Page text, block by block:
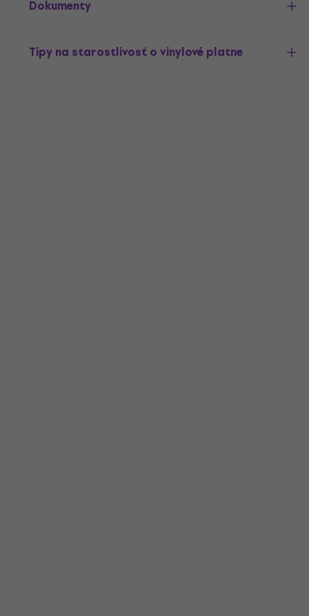
Dokumenty
Tipy na starostlivosť o vinylové platne